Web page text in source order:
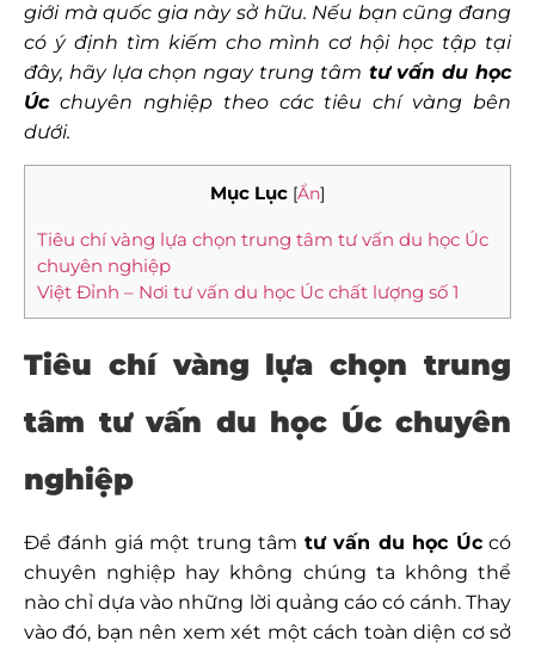
giới mà quốc gia này sở hữu. Nếu bạn cũng đang
có ý định tìm kiếm cho mình cơ hội học tập tại
đây, hãy lựa chọn ngay trung tâm tư vấn du học
Úcchuyên nghiệp theo các tiêu chí vàng bên
dưới.
Mục Lục [Ẩn]
Tiêu chí vàng lựa chọn trung tâm tư vấn du học Úc
chuyên nghiệp
Việt Đỉnh – Nơi tư vấn du học Úc chất lượng số 1
Tiêu chí vàng lựa chọn trung
tâm tư vấn du học Úc chuyên
nghiệp
Để đánh giá một trung tâm tư vấn du học Úccó
chuyên nghiệp hay không chúng ta không thể
nào chỉ dựa vào những lời quảng cáo có cánh. Thay
vào đó, bạn nên xem xét một cách toàn diện cơ sở